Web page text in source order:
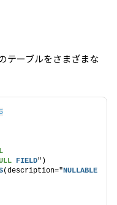
テーブルをさまざまな
FIELD")
(description="NULLABLE